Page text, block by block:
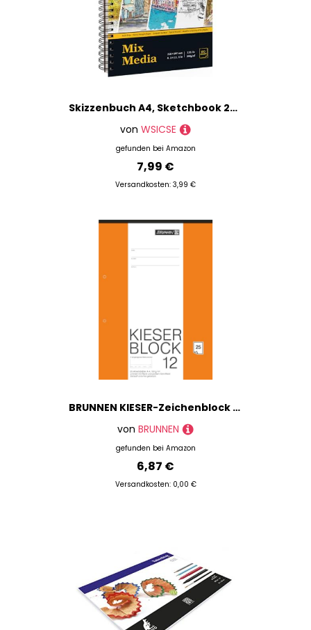
Skizzenbuch A4, Sketchbook 200g/m² Skizzenblock Zeichenblock mit Spiralbindung Hardcover Dickes Papier für Künstler Kinder Studenten（60 Bögen）
von WSICSE
gefunden bei Amazon
7,99 €
Versandkosten: 3,99 €
BRUNNEN KIESER-Zeichenblock gelocht | A4, unliniert, 25 Blatt, weiß
von BRUNNEN
gefunden bei Amazon
6,87 €
Versandkosten: 0,00 €